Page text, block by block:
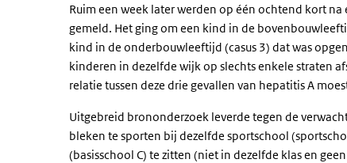
Ruim een week later werden op één ochtend kort
gemeld. Het ging om een kind in de
kind in de onderbouwleeftijd (casus 3) dat was
kinderen in dezelfde wijk op slechts enkele straten
relatie tussen deze drie gevallen van hepatitis A
Uitgebreid brononderzoek leverde tegen de
bleken te sporten bij dezelfde sportschool
(basisschool C) te zitten (niet in dezelfde klas en